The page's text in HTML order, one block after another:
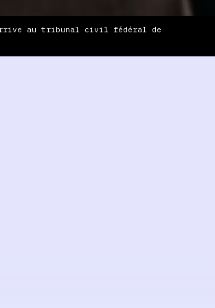
arrive au tribunal civil fédéral de